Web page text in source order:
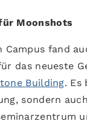
Moonshots
Campus fand
das neueste
Building. Es
sondern